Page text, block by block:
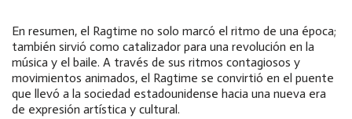
En resumen, el Ragtime no solo marcó el ritmo de una época;
también sirvió como catalizador para una revolución en la
música y el baile. A través de sus ritmos contagiosos y
movimientos animados, el Ragtime se convirtió en el puente
que llevó a la sociedad estadounidense hacia una nueva era
de expresión artística y cultural.